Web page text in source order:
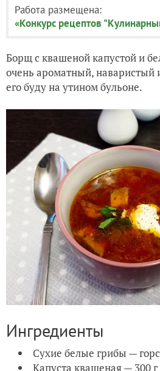
Работа размещена:
«Конкурс рецептов
Борщ с квашеной капустой и
очень ароматный, наваристый
его буду на утином бульоне.
Ингредиенты
Сухие белые грибы —
Капуста квашеная — 300 г